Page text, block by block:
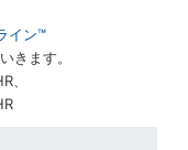
イン™
きます。
、